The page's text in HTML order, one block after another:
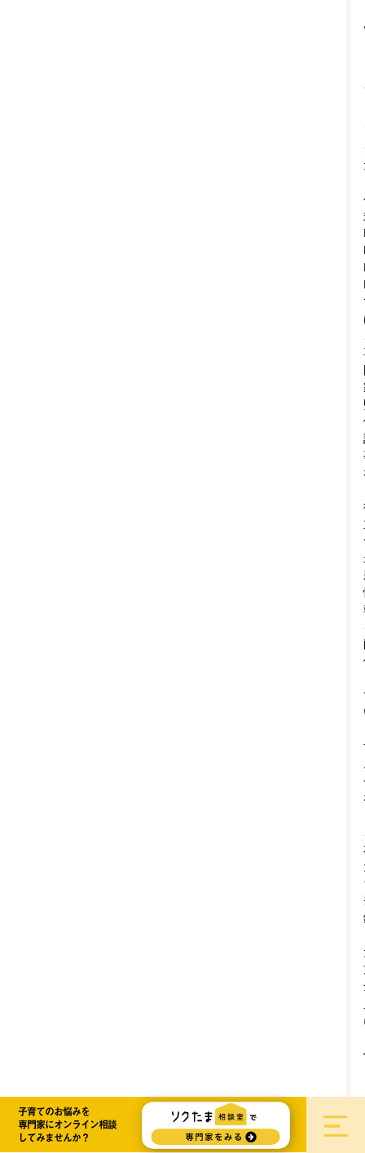
子育てのお悩みを
専門家にオンライン相談
してみませんか？